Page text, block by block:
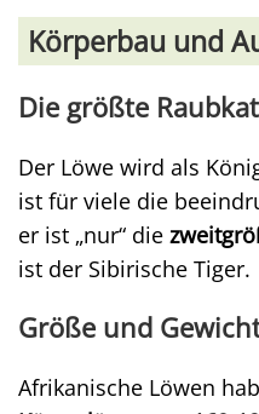
Körperbau und
Die größte
Der Löwe wird als
ist für viele die
er ist „nur“ die
ist der Sibirische Tiger.
Größe und
Afrikanische Löwen